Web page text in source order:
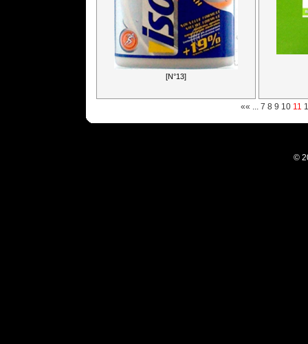
[N°13]
«« ... 7 8 9 10 11
©